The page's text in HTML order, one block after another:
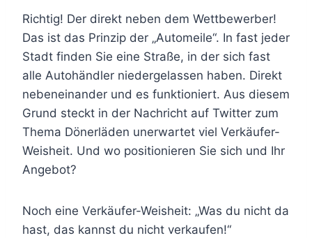
Richtig! Der direkt neben dem Wettbewerber!
Das ist das Prinzip der „Automeile“. In fast jeder
Stadt finden Sie eine Straße, in der sich fast
alle Autohändler niedergelassen haben. Direkt
nebeneinander und es funktioniert. Aus diesem
Grund steckt in der Nachricht auf Twitter zum
Thema Dönerläden unerwartet viel Verkäufer-
Weisheit. Und wo positionieren Sie sich und Ihr
Angebot?
Noch eine Verkäufer-Weisheit: „Was du nicht da
hast, das kannst du nicht verkaufen!“